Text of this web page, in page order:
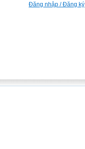
Đăng nhập / Đăng ký